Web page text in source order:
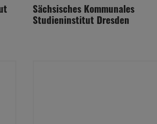
Sächsisches Kommunales
Studieninstitut Dresden